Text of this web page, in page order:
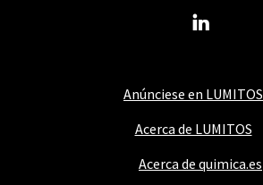
Anúnciese en LUMITOS
Acerca de LUMITOS
Acerca de quimica.es